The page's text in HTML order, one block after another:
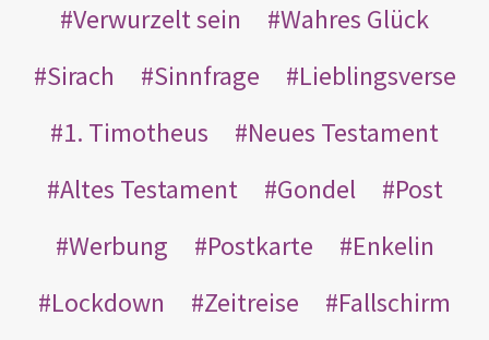
Verwurzelt sein
Wahres Glück
Sirach
Sinnfrage
Lieblingsverse
1. Timotheus
Neues Testament
Altes Testament
Gondel
Post
Werbung
Postkarte
Enkelin
Lockdown
Zeitreise
Fallschirm